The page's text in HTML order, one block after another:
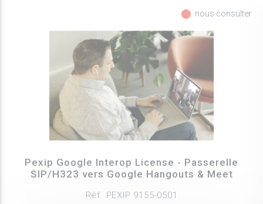
fiber_manual_record nous consulter
Pexip Google Interop License - Passerelle
SIP/H323 vers Google Hangouts & Meet
Réf. PEXIP 9155-0501